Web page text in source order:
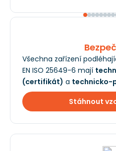
Všechna zařízení
EN ISO 25649-6 mají
(certifikát) a technicko-
Stáhnout